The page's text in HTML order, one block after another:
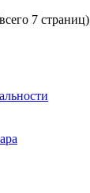
7 страниц)